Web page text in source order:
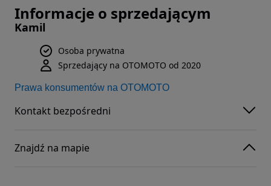
Informacje o sprzedającym
Kamil
Osoba prywatna
Sprzedający na OTOMOTO od 2020
Prawa konsumentów na OTOMOTO
Kontakt bezpośredni
Znajdź na mapie